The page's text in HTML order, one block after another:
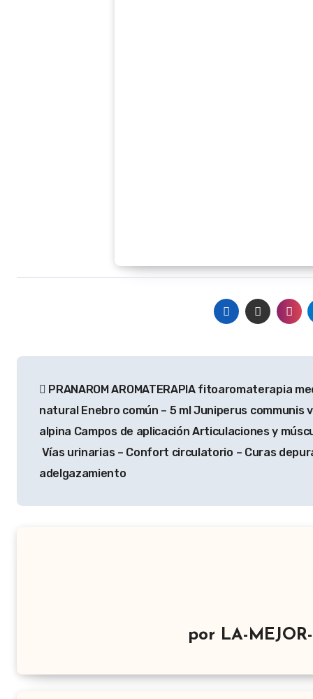
de
entradas
PRANAROM AROMATERAPIA fitoaromaterapia
natural Enebro común – 5 ml Juniperus communis
alpina Campos de aplicación Articulaciones y
Vías urinarias – Confort circulatorio – Curas
adelgazamiento
por LA-